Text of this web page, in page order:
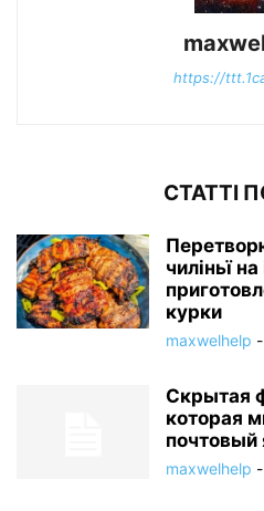
https://
СТАТТІ
чиліньї
курки
maxwelhelp -
Скрытая
которая
maxwelhelp -